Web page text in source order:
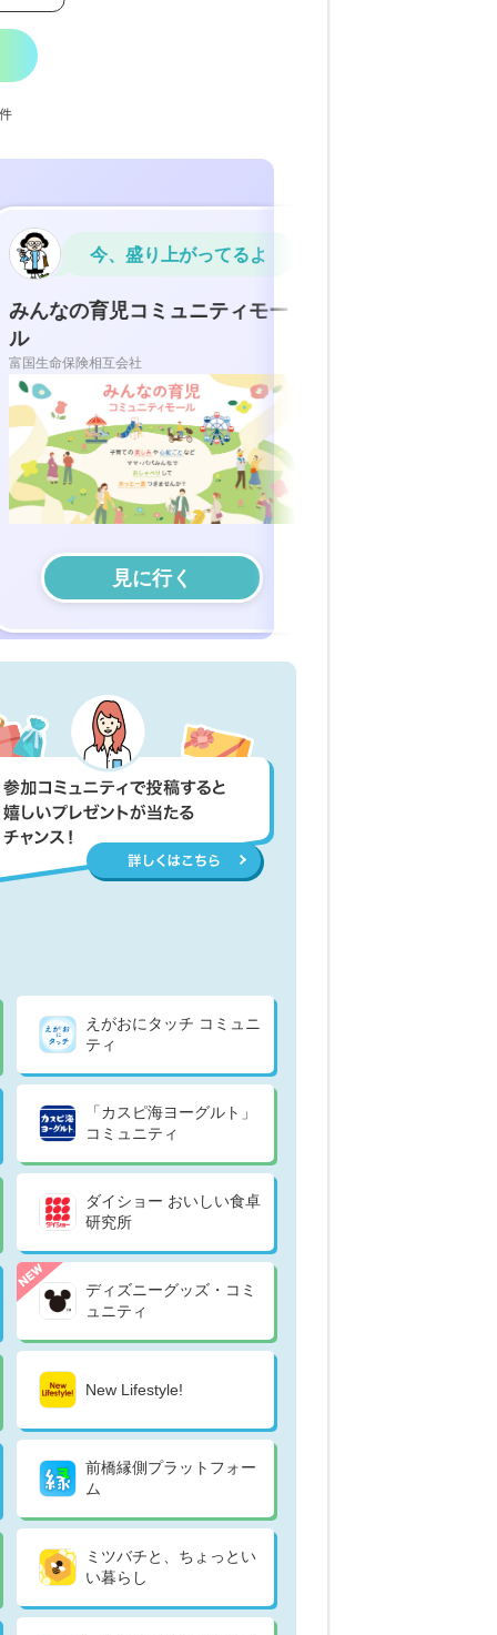
今、盛り上がってるよ
の育児コミュニティモー
命保険相互会社
見に行く
えがおにタッチ コミュニ
ティ
「カスピ海ヨーグルト」
コミュニティ
ダイショー おいしい食卓
研究所
ディズニーグッズ・コミ
ュニティ
New Lifestyle!
前橋縁側プラットフォー
ム
ミツバチと、ちょっとい
い暮らし